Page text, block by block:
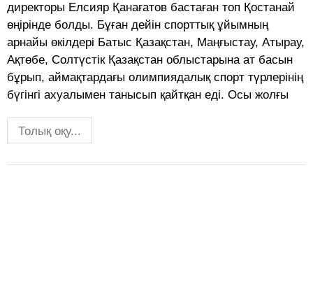
директоры Елсияр Қанағатов бастаған топ Қостанай
өңірінде болды. Бұған дейін спорттық ұйымның
арнайы өкілдері Батыс Қазақстан, Маңғыстау, Атырау,
Ақтөбе, Солтүстік Қазақстан облыстарына ат басын
бұрып, аймақтардағы олимпиядалық спорт түрлерінің
бүгінгі ахуалымен танысып қайтқан еді. Осы жолғы
Толық оқу...